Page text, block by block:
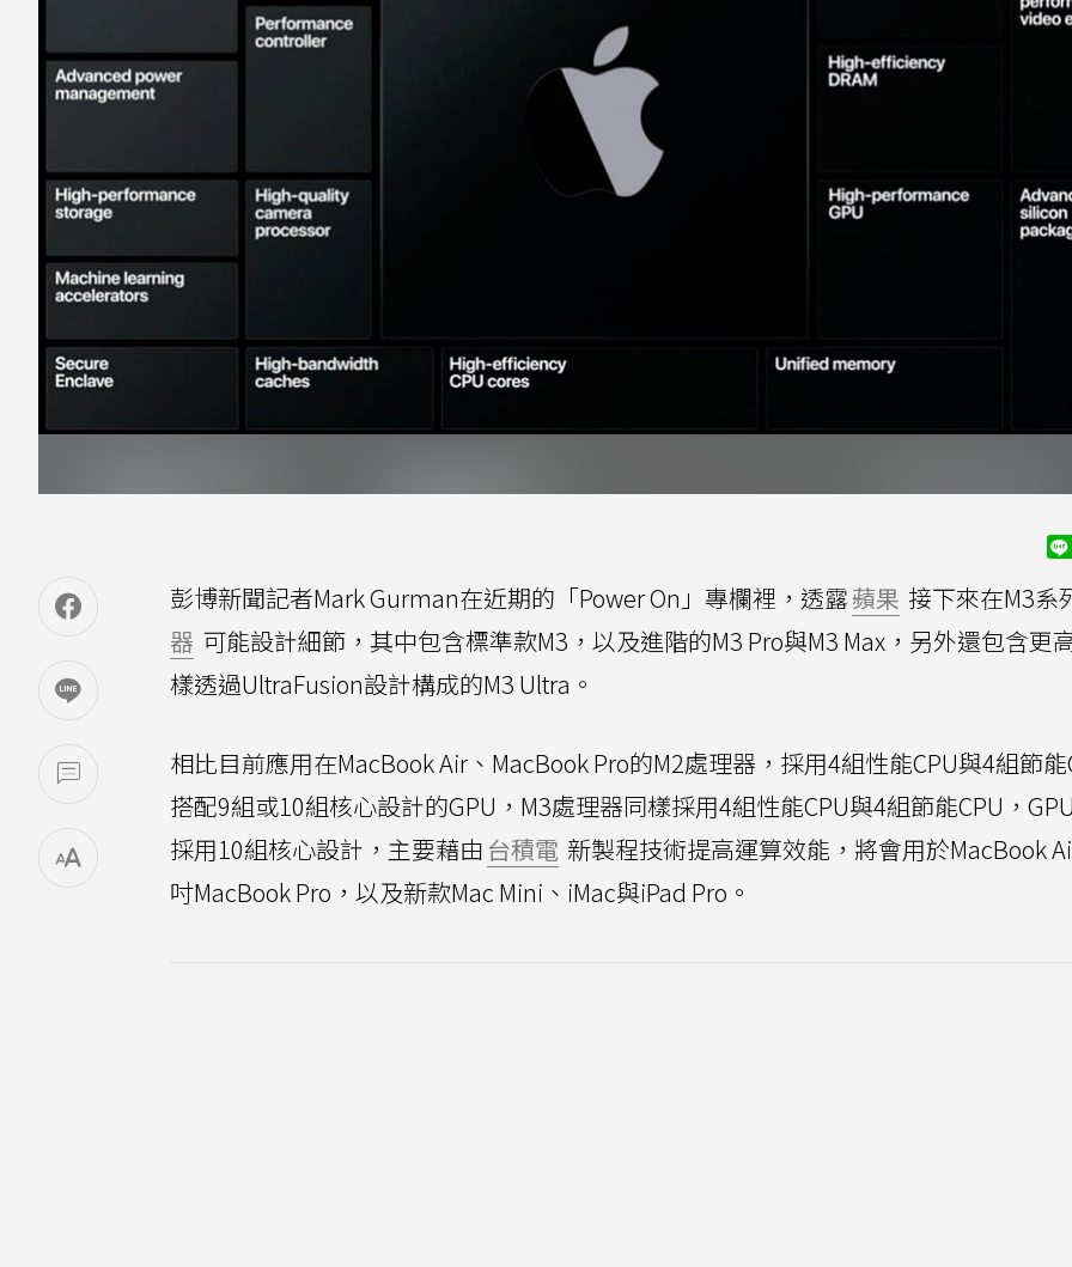
彭博新聞記者Mark Gurman在近期的「Power On」專欄裡，透露蘋果 接下來在M3系
器 可能設計細節，其中包含標準款M3，以及進階的M3 Pro與M3 Max，另外還包含更
樣透過UltraFusion設計構成的M3 Ultra。
相比目前應用在MacBook Air、MacBook Pro的M2處理器，採用4組性能CPU與4組節能
搭配9組或10組核心設計的GPU，M3處理器同樣採用4組性能CPU與4組節能CPU，
採用10組核心設計，主要藉由 台積電 新製程技術提高運算效能，將會用於MacBook
吋MacBook Pro，以及新款Mac Mini、iMac與iPad Pro。